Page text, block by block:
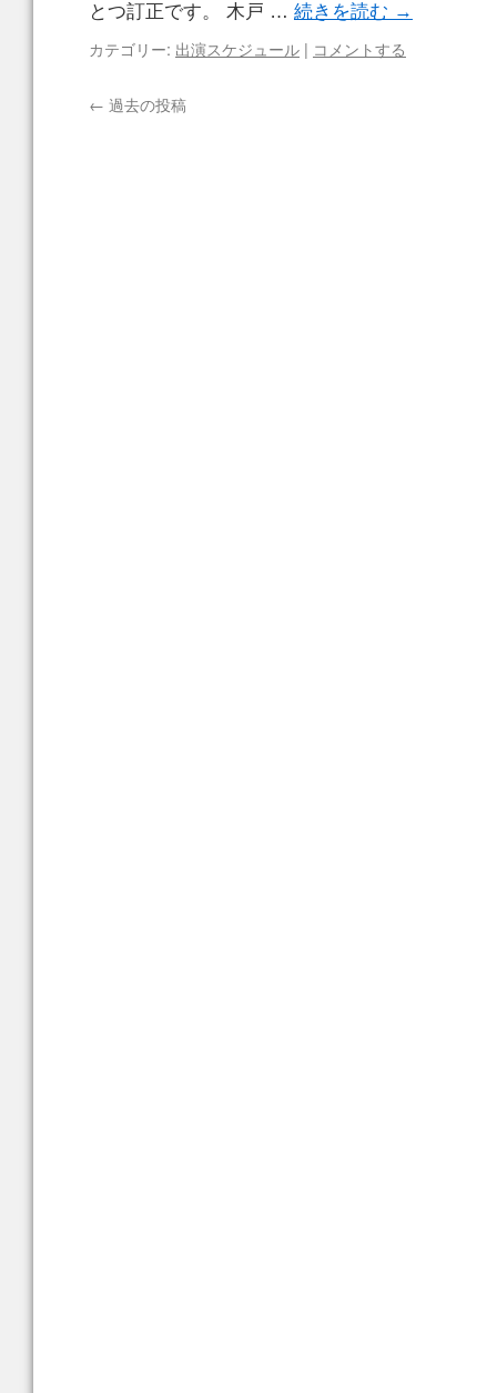
とつ訂正です。 木戸 … 続きを読む →
カテゴリー: 出演スケジュール | コメントする
← 過去の投稿